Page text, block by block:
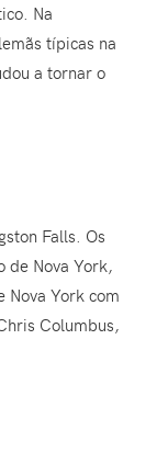
Na
típicas na
a tornar o
Falls. Os
de Nova York,
Nova York com
Columbus,